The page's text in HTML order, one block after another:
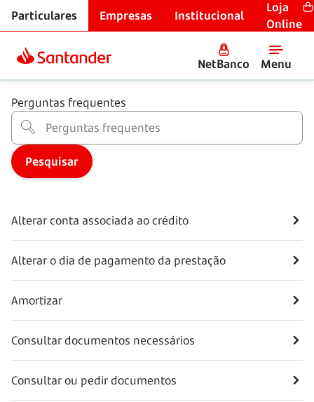
Particulares Empresas Institucional
Loja
Online
NetBanco Menu
Créditos
Crédito pessoal
Perguntas frequentes
Alterar conta associada ao crédito
Alterar o dia de pagamento da prestação
Amortizar
Consultar documentos necessários
Consultar ou pedir documentos